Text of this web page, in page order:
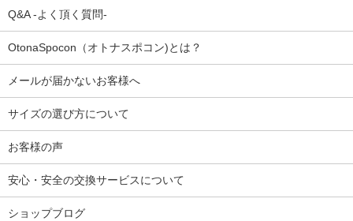
Q&A -よく頂く質問-
OtonaSpocon（オトナスポコン)とは？
メールが届かないお客様へ
サイズの選び方について
お客様の声
安心・安全の交換サービスについて
ショップブログ